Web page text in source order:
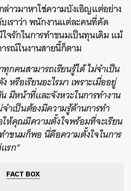
าวมาหาใช่ความบังเอิญแต่อย่าง
เราว่า พนักงานแต่ละคนที่คัด
ใจรักในการทำขนมเป็นทุนเดิม แม้
รณ์ในงานสายนี้ก็ตาม
กคนสามารถเรียนรู้ได้ ไม่จำเป็น
หรือเรียนอะไรมา เพราะเมื่ออยู่
มีหน้าที่และจังหวะในการทำงาน
ำเป็นต้องมีความรู้ด้านการทำ
ห้คุณมีความตั้งใจพร้อมที่จะเรียน
ำขนมก็พอ นี่คือความตั้งใจในการ
รก”
FACT BOX